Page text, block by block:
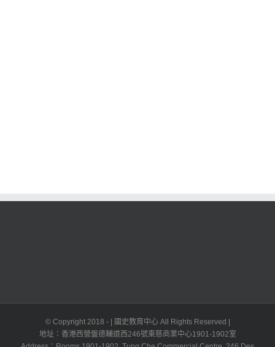
© Copyright 2018 -
| 國史教育中心 All Rights Reserved |
地址：香港西營盤德輔道西246號東慈商業中心1901-1902室